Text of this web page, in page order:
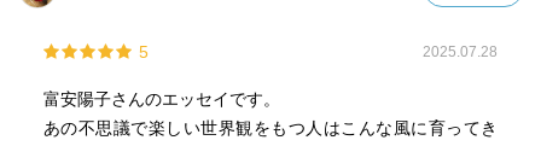
5 2025.07.28
富安陽子さんのエッセイです。
あの不思議で楽しい世界観をもつ人はこんな風に育ってき